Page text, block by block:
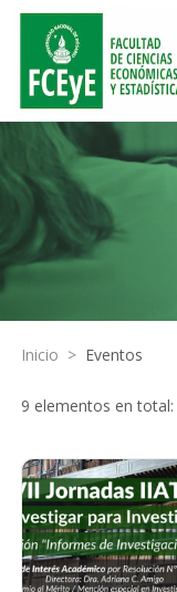
Inicio > Eventos
9 elementos en total: